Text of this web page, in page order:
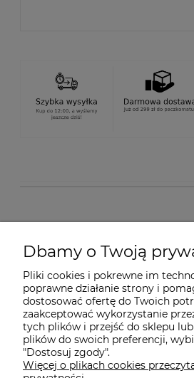
O nas
Dostawa i płatności
Pomoc
Gwarancja i Serwis
Dbamy o Twoją
Pliki cookies i pokrewne im
poprawne działanie strony i
dostosować ofertę do Twoich
zaakceptować wykorzystanie
tych plików i przejść do sklepu
plików do swoich preferencji,
"Dostosuj zgody".
Więcej o plikach cookies